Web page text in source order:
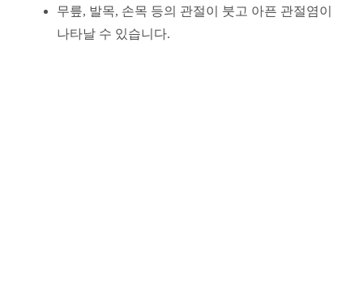
무릎, 발목, 손목 등의 관절이 붓고 아픈 관절염이
나타날 수 있습니다.